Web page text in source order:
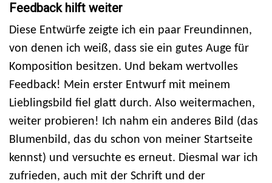
Feedback hilft weiter
Diese Entwürfe zeigte ich ein paar Freundinnen,
von denen ich weiß, dass sie ein gutes Auge für
Komposition besitzen. Und bekam wertvolles
Feedback! Mein erster Entwurf mit meinem
Lieblingsbild fiel glatt durch. Also weitermachen,
weiter probieren! Ich nahm ein anderes Bild (das
Blumenbild, das du schon von meiner Startseite
kennst) und versuchte es erneut. Diesmal war ich
zufrieden, auch mit der Schrift und der